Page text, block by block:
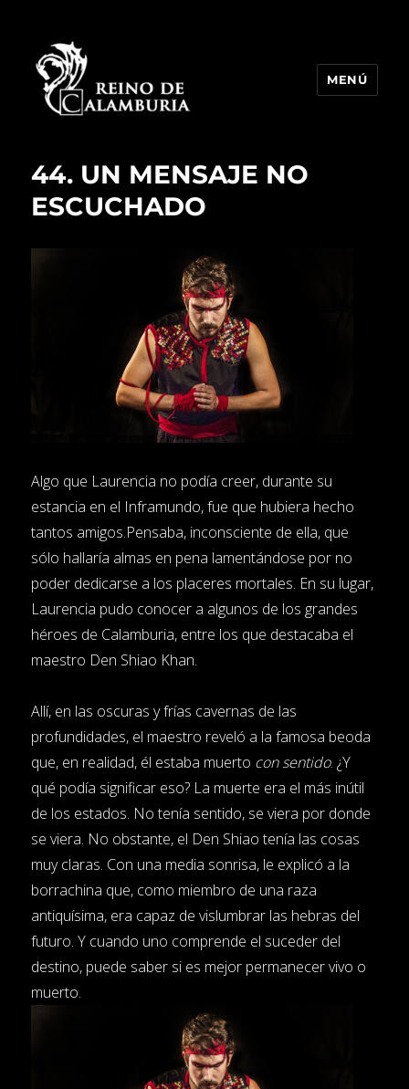
MENÚ
44. UN MENSAJE NO
ESCUCHADO
Algo que Laurencia no podía creer, durante su
estancia en el Inframundo, fue que hubiera hecho
tantos amigos.Pensaba, inconsciente de ella, que
sólo hallaría almas en pena lamentándose por no
poder dedicarse a los placeres mortales. En su lugar,
Laurencia pudo conocer a algunos de los grandes
héroes de Calamburia, entre los que destacaba el
maestro Den Shiao Khan.
Allí, en las oscuras y frías cavernas de las
profundidades, el maestro reveló a la famosa beoda
que, en realidad, él estaba muerto con sentido. ¿Y
qué podía significar eso? La muerte era el más inútil
de los estados. No tenía sentido, se viera por donde
se viera. No obstante, el Den Shiao tenía las cosas
muy claras. Con una media sonrisa, le explicó a la
borrachina que, como miembro de una raza
antiquísima, era capaz de vislumbrar las hebras del
futuro. Y cuando uno comprende el suceder del
destino, puede saber si es mejor permanecer vivo o
muerto.